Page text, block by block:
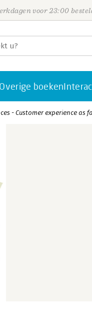
voor 23:00
Overige boeken
- Customer experience